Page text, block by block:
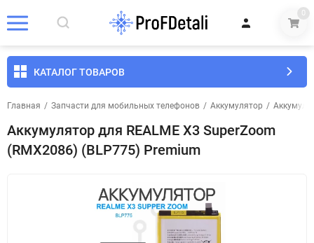
0
КАТАЛОГ ТОВАРОВ
Главная / Запчасти для мобильных телефонов / Аккумулятор /
Аккумулятор для REALME X3 SuperZoom
(RMX2086) (BLP775) Premium